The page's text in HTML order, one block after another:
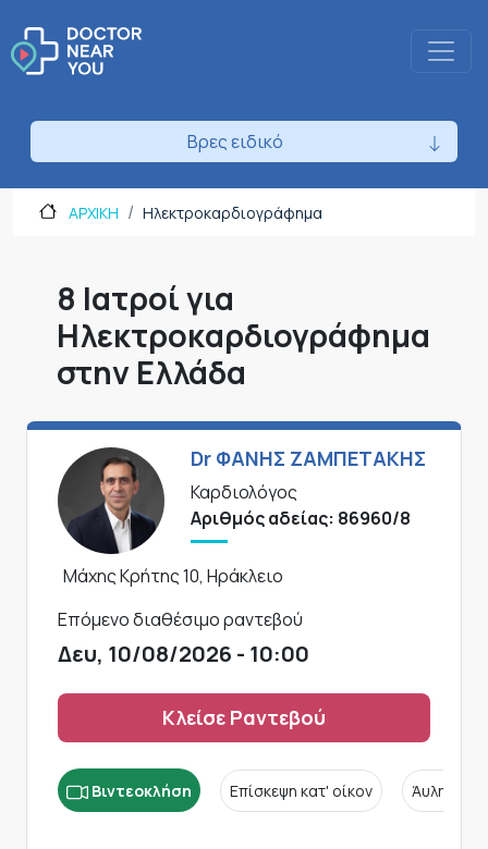
Βρες ειδικό
ΑΡΧΙΚΗ Ηλεκτροκαρδιογράφημα
8 Ιατροί για
Ηλεκτροκαρδιογράφημα
στην Ελλάδα
Dr ΦΑΝΗΣ ΖΑΜΠΕΤΑΚΗΣ
Καρδιολόγος
Αριθμός αδείας: 86960/8
Μάχης Κρήτης 10, Ηράκλειο
Επόμενο διαθέσιμο ραντεβού
Δευ, 10/08/2026 - 10:00
Κλείσε Ραντεβού
Βιντεοκλήση Επίσκεψη κατ' οίκον Άυλη